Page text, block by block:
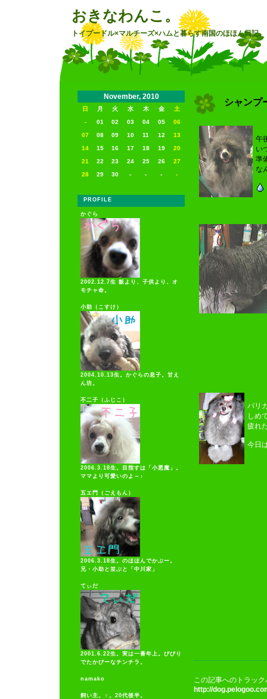
おきなわんこ。
トイプードル×マルチーズ×ハムと暮らす南国のほほん日記。
November, 2010
日 月 火 水 木 金
土
-
01 02 03 04 05
06
07
08 09 10 11 12
13
14
15 16 17 18 19
20
21
22 23 24 25 26
27
28
29 30 - - - -
PROFILE
かぐら
2002.12.7生 飯より、子供より、オ
モチャ命。
小助（こすけ）
2004.10.13生。かぐらの息子。甘え
ん坊。
不二子（ふじこ）
2006.3.18生。目指すは「小悪魔」。
ママより可愛いのよ～♪
五エ門（ごえもん）
2006.3.18生。のほほんでかぷー。
兄・小助と並ぶと「中川家」
てぃだ
2001.6.22生。実は一番年上。びびり
でたかびーなチンチラ。
namako
飼い主。♀。20代後半。
シャンプ
午
い
準
な
バリ
しめ
疲れ
今日
この記事へのトラッ
http://